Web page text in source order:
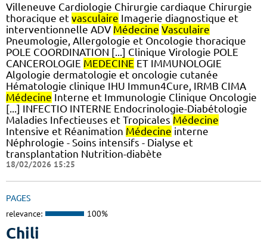
Villeneuve Cardiologie Chirurgie cardiaque Chirurgie
thoracique et vasculaire Imagerie diagnostique et
interventionnelle ADV Médecine Vasculaire
Pneumologie, Allergologie et Oncologie thoracique
POLE COORDINATION [...] Clinique Virologie POLE
CANCEROLOGIE MEDECINE ET IMMUNOLOGIE
Algologie dermatologie et oncologie cutanée
Hématologie clinique IHU Immun4Cure, IRMB CIMA
Médecine Interne et Immunologie Clinique Oncologie
[...] INFECTIO INTERNE Endocrinologie-Diabétologie
Maladies Infectieuses et Tropicales Médecine
Intensive et Réanimation Médecine interne
Néphrologie - Soins intensifs - Dialyse et
transplantation Nutrition-diabète
18/02/2026 15:25
PAGES
relevance: 100%
Chili